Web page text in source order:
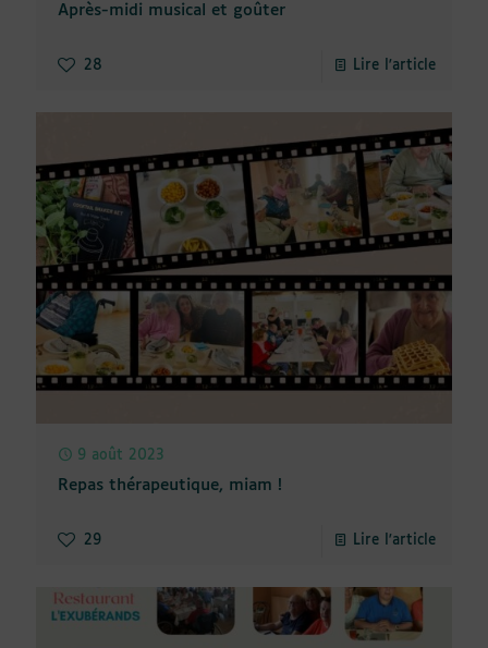
Après-midi musical et goûter
28 Lire l'article
9 août 2023
Repas thérapeutique, miam !
29 Lire l'article